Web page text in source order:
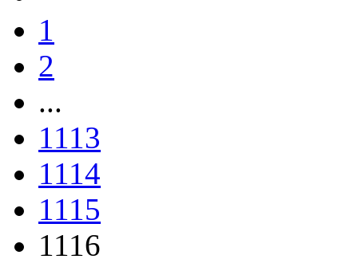
1
2
...
1113
1114
1115
1116